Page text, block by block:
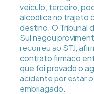
veículo, terceiro,
alcoólica no trajeto
destino. O Tribunal
Sul negou
recorreu ao STJ,
contrato firmado
que foi provado o
acidente por estar
embriagado.